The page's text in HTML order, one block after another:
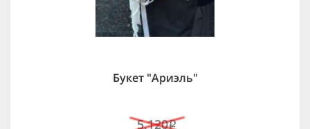
Букет "Ариэль"
5,120i